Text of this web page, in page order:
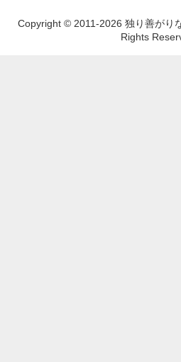
Copyright © 2011-2026 独り善がり
Rights